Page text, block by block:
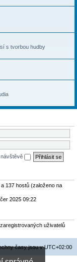
s tvorbou hudby
137 hostů (založeno na
2025 09:22
uživatelů
časy jsou vUTC+02:00